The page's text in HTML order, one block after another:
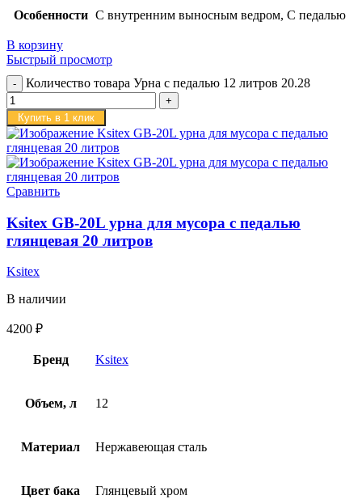
Особенности С внутренним выносным ведром, С педалью
В корзину
Быстрый просмотр
Количество товара Урна с педалью 12 литров 20.28
Купить в 1 клик
Сравнить
Ksitex GB-20L урна для мусора с педалью
глянцевая 20 литров
Ksitex
В наличии
4200 ₽
Бренд Ksitex
Объем, л 12
Материал Нержавеющая сталь
Цвет бака Глянцевый хром